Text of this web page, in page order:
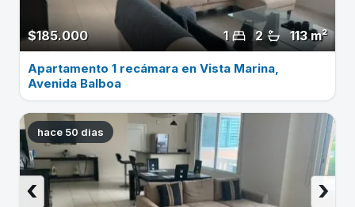
$185.000 113 m²
2
1
Apartamento 1 recámara en Vista Marina,
Avenida Balboa
hace 50 dias
›
‹